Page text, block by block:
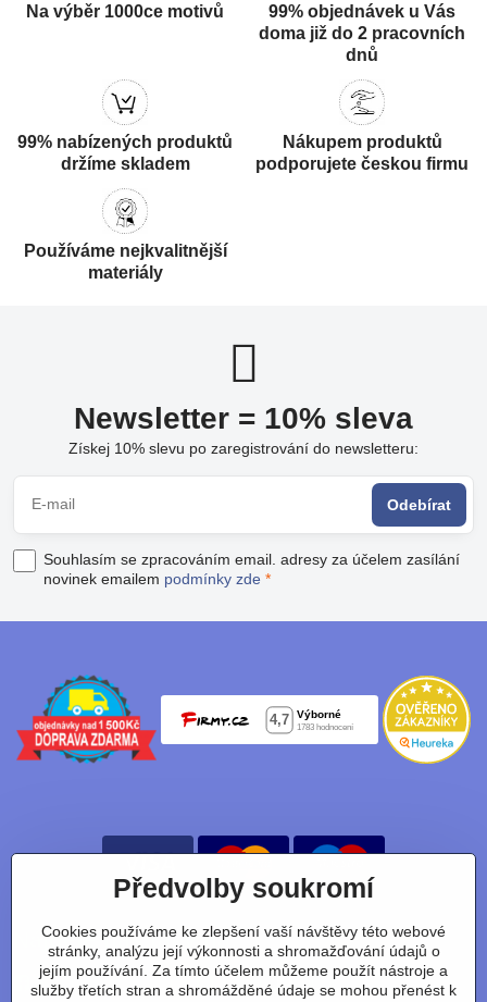
Na výběr 1000ce motivů
99% objednávek u Vás
doma již do 2 pracovních
dnů
99% nabízených produktů
držíme skladem
Nákupem produktů
podporujete českou firmu
Používáme nejkvalitnější
materiály
Newsletter = 10% sleva
Získej 10% slevu po zaregistrování do newsletteru:
Odebírat
Souhlasím se zpracováním email. adresy za účelem zasílání
novinek emailem podmínky zde *
Nájdete nás taky na:
Facebook Instagram Youtube Tiktok
Předvolby soukromí
Cookies používáme ke zlepšení vaší návštěvy této webové
stránky, analýzu její výkonnosti a shromažďování údajů o
jejím používání. Za tímto účelem můžeme použít nástroje a
služby třetích stran a shromážděné údaje se mohou přenést k